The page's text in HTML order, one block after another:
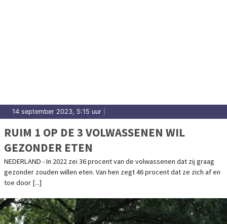
14 september 2023, 5:15 uur
RUIM 1 OP DE 3 VOLWASSENEN WIL
GEZONDER ETEN
NEDERLAND - In 2022 zei 36 procent van de volwassenen dat zij graag
gezonder zouden willen eten. Van hen zegt 46 procent dat ze zich af en
toe door [...]